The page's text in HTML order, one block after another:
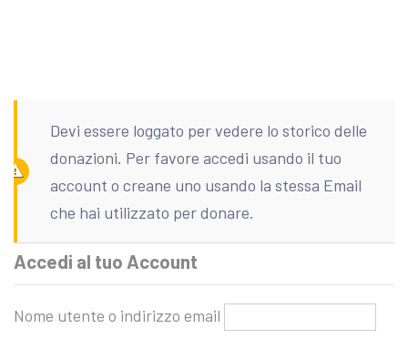
Devi essere loggato per vedere lo storico delle
donazioni. Per favore accedi usando il tuo
account o creane uno usando la stessa Email
che hai utilizzato per donare.
Accedi al tuo Account
Nome utente o indirizzo email